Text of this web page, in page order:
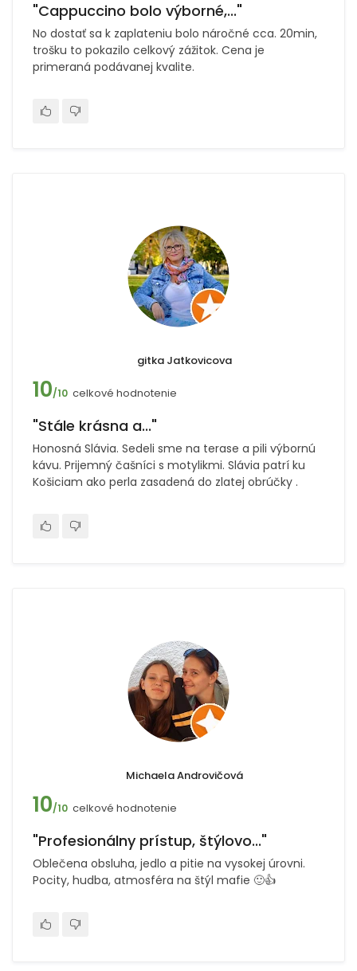
"Cappuccino bolo výborné,..."
No dostať sa k zaplateniu bolo náročné cca. 20min,
trošku to pokazilo celkový zážitok. Cena je
primeraná podávanej kvalite.
gitka Jatkovicova
10/10 celkové hodnotenie
"Stále krásna a..."
Honosná Slávia. Sedeli sme na terase a pili výbornú
kávu. Prijemný čašníci s motylikmi. Slávia patrí ku
Košiciam ako perla zasadená do zlatej obrúčky .
Michaela Androvičová
10/10 celkové hodnotenie
"Profesionálny prístup, štýlovo..."
Oblečena obsluha, jedlo a pitie na vysokej úrovni.
Pocity, hudba, atmosféra na štýl mafie 🙂👍